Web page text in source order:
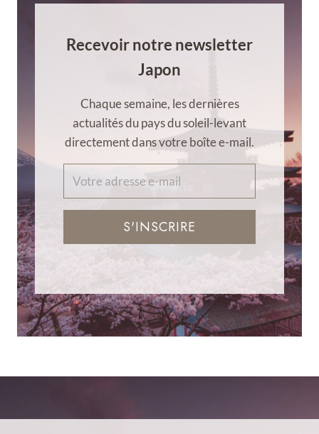
Recevoir notre newsletter
Japon
Chaque semaine, les dernières
actualités du pays du soleil-levant
directement dans votre boîte e-mail.
S'INSCRIRE